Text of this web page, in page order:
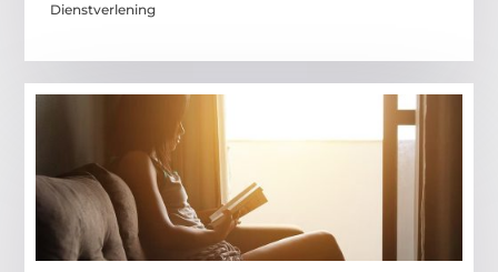
Dienstverlening